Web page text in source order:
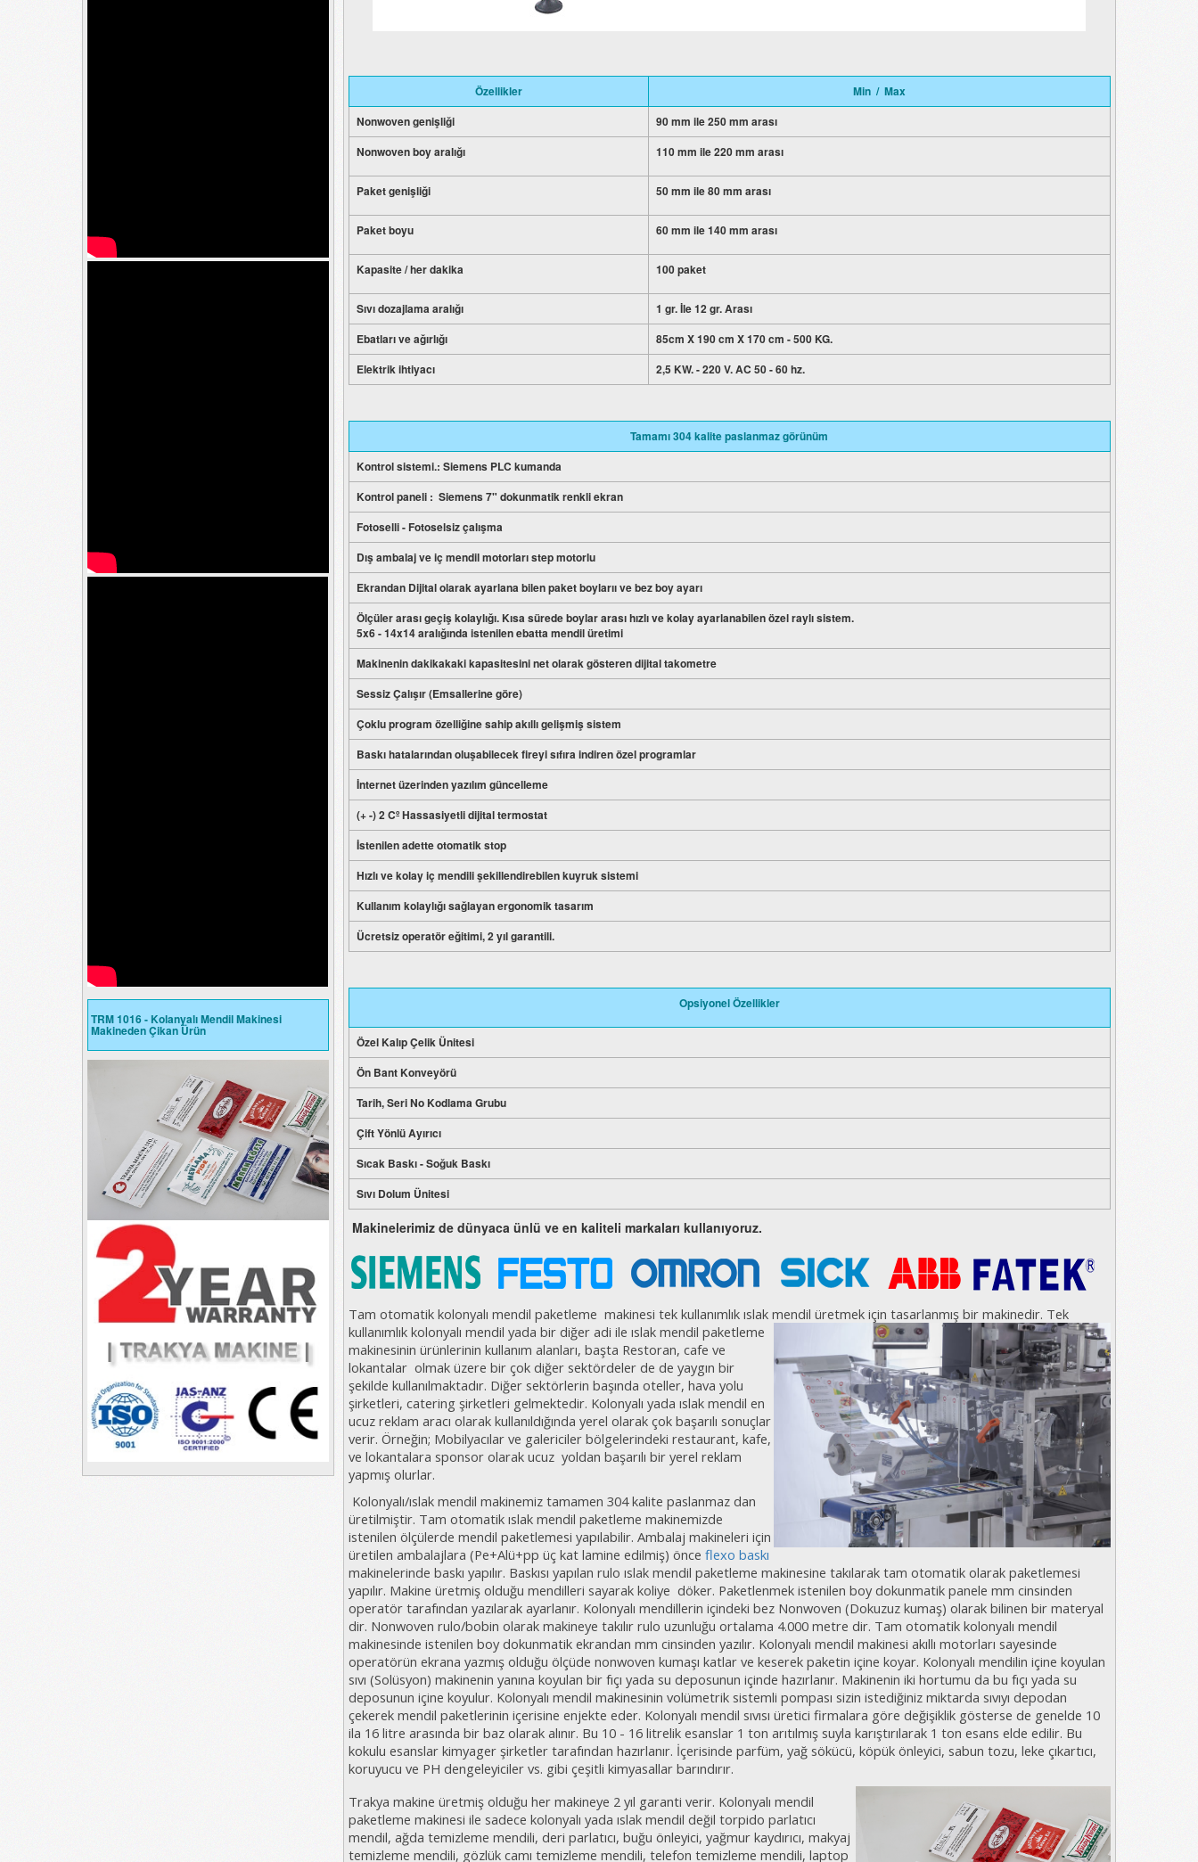
Özellikler
Min / Max
Nonwoven genişliği
90 mm ile 250 mm arası
Nonwoven boy aralığı
110 mm ile 220 mm arası
Paket genişliği 50 mm ile 80 mm arası
Paket boyu 60 mm ile 140 mm arası
Kapasite / her dakika 100 paket
Sıvı dozajlama aralığı
1 gr. İle 12 gr. Arası
Ebatları ve ağırlığı
85cm X 190 cm X 170 cm - 500 KG.
Elektrik ihtiyacı
2,5 KW. - 220 V. AC 50 - 60 hz.
Tamamı 304 kalite paslanmaz görünüm
Kontrol sistemi.: Siemens PLC kumanda
Kontrol paneli : Siemens 7" dokunmatik renkli ekran
Fotoselli - Fotoselsiz çalışma
Dış ambalaj ve iç mendil motorları step motorlu
Ekrandan Dijital olarak ayarlana bilen paket boylarıı ve bez boy ayarı
Ölçüler arası geçiş kolaylığı. Kısa sürede boylar arası hızlı ve kolay ayarlanabilen özel raylı sistem.
5x6 - 14x14 aralığında istenilen ebatta mendil üretimi
Makinenin dakikakaki kapasitesini net olarak gösteren dijital takometre
Sessiz Çalışır (Emsallerine göre)
Çoklu program özelliğine sahip akıllı gelişmiş sistem
Baskı hatalarından oluşabilecek fireyi sıfıra indiren özel programlar
İnternet üzerinden yazılım güncelleme
(+ -) 2 Cº Hassasiyetli dijital termostat
İstenilen adette otomatik stop
Hızlı ve kolay iç mendili şekillendirebilen kuyruk sistemi
Kullanım kolaylığı sağlayan ergonomik tasarım
Ücretsiz operatör eğitimi, 2 yıl garantili.
Opsiyonel Özellikler
Özel Kalıp Çelik Ünitesi
Ön Bant Konveyörü
Tarih, Seri No Kodlama Grubu
Çift Yönlü Ayırıcı
Sıcak Baskı - Soğuk Baskı
Sıvı Dolum Ünitesi
Makinelerimiz de dünyaca ünlü ve en kaliteli markaları kullanıyoruz.
Tam otomatik kolonyalı mendil paketleme makinesi tek kullanımlık ıslak mendil üretmek için tasarlanmış bir makinedir. Tek
kullanımlık kolonyalı mendil yada bir diğer adi ile ıslak mendil paketleme
makinesinin ürünlerinin kullanım alanları, başta Restoran, cafe ve
lokantalar olmak üzere bir çok diğer sektördeler de de yaygın bir
şekilde kullanılmaktadır. Diğer sektörlerin başında oteller, hava yolu
şirketleri, catering şirketleri gelmektedir. Kolonyalı yada ıslak mendil en
ucuz reklam aracı olarak kullanıldığında yerel olarak çok başarılı sonuçlar
verir. Örneğin; Mobilyacılar ve galericiler bölgelerindeki restaurant, kafe,
ve lokantalara sponsor olarak ucuz yoldan başarılı bir yerel reklam
yapmış olurlar.
Kolonyalı/ıslak mendil makinemiz tamamen 304 kalite paslanmaz dan
üretilmiştir. Tam otomatik ıslak mendil paketleme makinemizde
istenilen ölçülerde mendil paketlemesi yapılabilir. Ambalaj makineleri için
üretilen ambalajlara (Pe+Alü+pp üç kat lamine edilmiş) önce flexo baskı
makinelerinde baskı yapılır. Baskısı yapılan rulo ıslak mendil paketleme makinesine takılarak tam otomatik olarak paketlemesi
yapılır. Makine üretmiş olduğu mendilleri sayarak koliye döker. Paketlenmek istenilen boy dokunmatik panele mm cinsinden
operatör tarafından yazılarak ayarlanır. Kolonyalı mendillerin içindeki bez Nonwoven (Dokuzuz kumaş) olarak bilinen bir materyal
dir. Nonwoven rulo/bobin olarak makineye takılır rulo uzunluğu ortalama 4.000 metre dir. Tam otomatik kolonyalı mendil
makinesinde istenilen boy dokunmatik ekrandan mm cinsinden yazılır. Kolonyalı mendil makinesi akıllı motorları sayesinde
operatörün ekrana yazmış olduğu ölçüde nonwoven kumaşı katlar ve keserek paketin içine koyar. Kolonyalı mendilin içine koyulan
sıvı (Solüsyon) makinenin yanına koyulan bir fıçı yada su deposunun içinde hazırlanır. Makinenin iki hortumu da bu fıçı yada su
deposunun içine koyulur. Kolonyalı mendil makinesinin volümetrik sistemli pompası sizin istediğiniz miktarda sıvıyı depodan
çekerek mendil paketlerinin içerisine enjekte eder. Kolonyalı mendil sıvısı üretici firmalara göre değişiklik gösterse de genelde 10
ila 16 litre arasında bir baz olarak alınır. Bu 10 - 16 litrelik esanslar 1 ton arıtılmış suyla karıştırılarak 1 ton esans elde edilir. Bu
kokulu esanslar kimyager şirketler tarafından hazırlanır. İçerisinde parfüm, yağ sökücü, köpük önleyici, sabun tozu, leke çıkartıcı,
koruyucu ve PH dengeleyiciler vs. gibi çeşitli kimyasallar barındırır.
Trakya makine üretmiş olduğu her makineye 2 yıl garanti verir. Kolonyalı mendil
paketleme makinesi ile sadece kolonyalı yada ıslak mendil değil torpido parlatıcı
mendil, ağda temizleme mendili, deri parlatıcı, buğu önleyici, yağmur kaydırıcı, makyaj
temizleme mendili, gözlük camı temizleme mendili, telefon temizleme mendili, laptop
TRM 1016 - Kolanyalı Mendil Makinesi
Makineden Çikan Ürün